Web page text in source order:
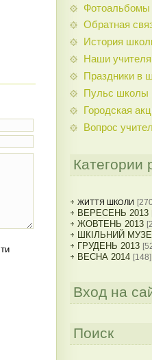
Фотоальбомы
Обратная
История
Наши учителя
Праздники в
Пульс школы
Городская
Вопрос
Категории
ЖИТТЯ ШКОЛИ
ВЕРЕСЕНЬ 2013
ЖОВТЕНЬ 2013
ШКІЛЬНИЙ
ГРУДЕНЬ 2013
ВЕСНА 2014 [148]
Вход на
Поиск